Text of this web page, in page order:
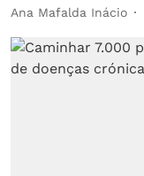
Ana Mafalda Inácio